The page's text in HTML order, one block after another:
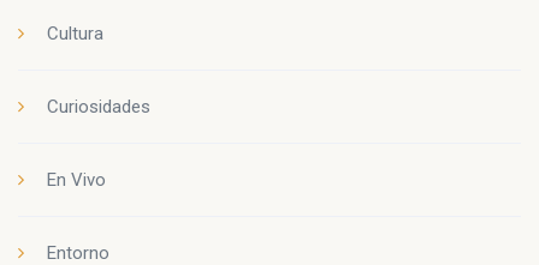
Cultura
Curiosidades
En Vivo
Entorno